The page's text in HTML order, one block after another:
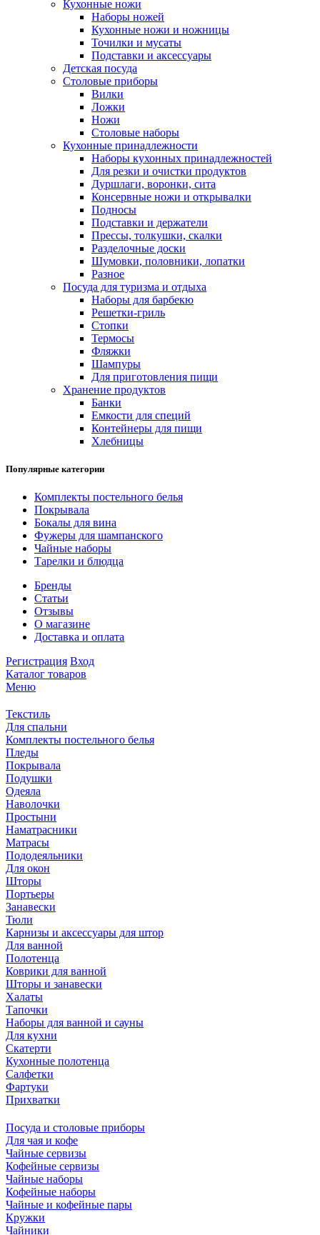
Кухонные ножи
Наборы ножей
Кухонные ножи и ножницы
Точилки и мусаты
Подставки и аксессуары
Детская посуда
Столовые приборы
Вилки
Ложки
Ножи
Столовые наборы
Кухонные принадлежности
Наборы кухонных принадлежностей
Для резки и очистки продуктов
Дуршлаги, воронки, сита
Консервные ножи и открывалки
Подносы
Подставки и держатели
Прессы, толкушки, скалки
Разделочные доски
Шумовки, половники, лопатки
Разное
Посуда для туризма и отдыха
Наборы для барбекю
Решетки-гриль
Стопки
Термосы
Фляжки
Шампуры
Для приготовления пищи
Хранение продуктов
Банки
Емкости для специй
Контейнеры для пищи
Хлебницы
Популярные категории
Комплекты постельного белья
Покрывала
Бокалы для вина
Фужеры для шампанского
Чайные наборы
Тарелки и блюдца
Бренды
Статьи
Отзывы
О магазине
Доставка и оплата
Регистрация Вход
Каталог товаров
Меню
Текстиль
Для спальни
Комплекты постельного белья
Пледы
Покрывала
Подушки
Одеяла
Наволочки
Простыни
Наматрасники
Матрасы
Пододеяльники
Для окон
Шторы
Портьеры
Занавески
Тюли
Карнизы и аксессуары для штор
Для ванной
Полотенца
Коврики для ванной
Шторы и занавески
Халаты
Тапочки
Наборы для ванной и сауны
Для кухни
Скатерти
Кухонные полотенца
Салфетки
Фартуки
Прихватки
Посуда и столовые приборы
Для чая и кофе
Чайные сервизы
Кофейные сервизы
Чайные наборы
Кофейные наборы
Чайные и кофейные пары
Кружки
Чайники